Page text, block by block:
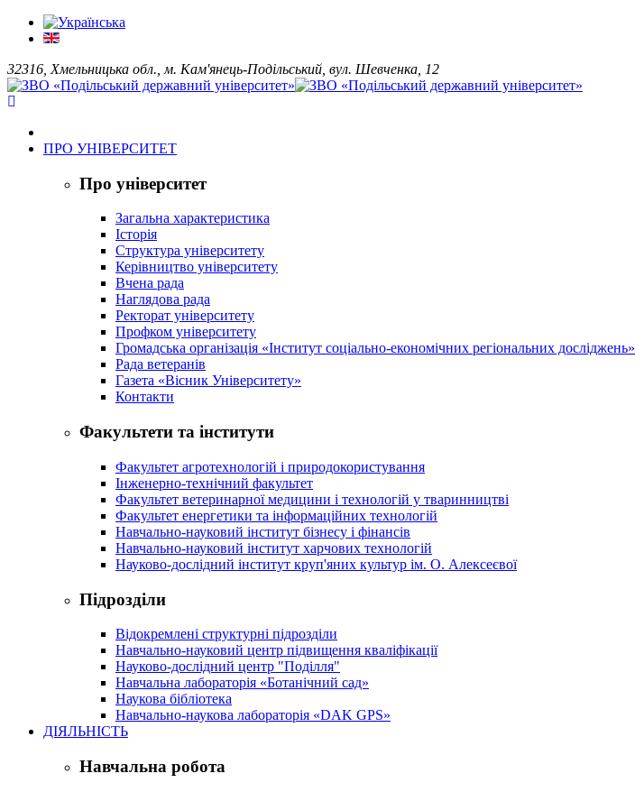
32316, Хмельницька обл., м. Кам'янець-Подільський, вул. Шевченка, 12
ПРО УНІВЕРСИТЕТ
Про університет
Загальна характеристика
Історія
Структура університету
Керівництво університету
Вчена рада
Наглядова рада
Ректорат університету
Профком університету
Громадська організація «Інститут соціально-економічних регіональних досліджень»
Рада ветеранів
Газета «Вісник Університету»
Контакти
Факультети та інститути
Факультет агротехнологій і природокористування
Інженерно-технічний факультет
Факультет ветеринарної медицини і технологій у тваринництві
Факультет енергетики та інформаційних технологій
Навчально-науковий інститут бізнесу і фінансів
Навчально-науковий інститут харчових технологій
Науково-дослідний інститут круп'яних культур ім. О. Алексеєвої
Підрозділи
Відокремлені структурні підрозділи
Навчально-науковий центр підвищення кваліфікації
Науково-дослідний центр "Поділля"
Навчальна лабораторія «Ботанічний сад»
Наукова бібліотека
Навчально-наукова лабораторія «DAK GPS»
ДІЯЛЬНІСТЬ
Навчальна робота